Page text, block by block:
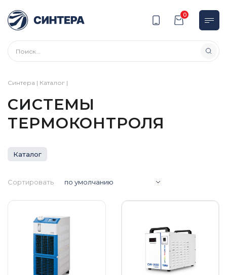
0
Синтера | Каталог |
СИСТЕМЫ
ТЕРМОКОНТРОЛЯ
Каталог
Сортировать